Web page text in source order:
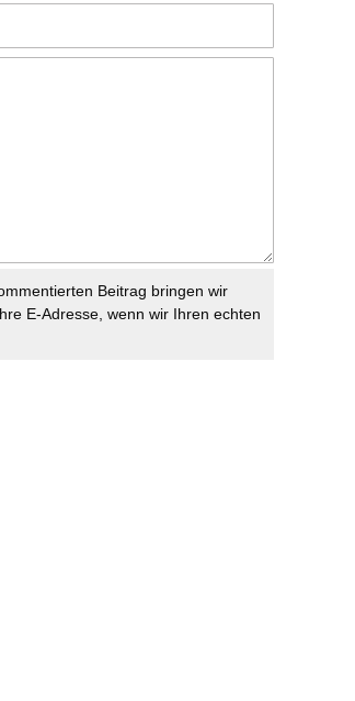
Beitrag bringen wir
E-Adresse, wenn wir Ihren echten